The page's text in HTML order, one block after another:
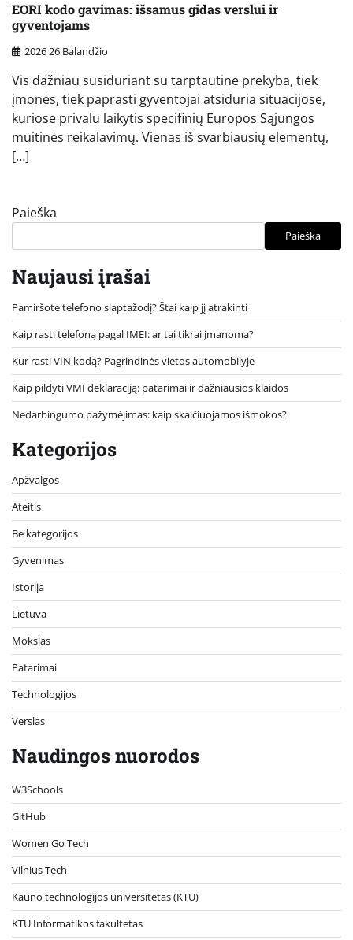
EORI kodo gavimas: išsamus gidas verslui ir
gyventojams
2026 26 Balandžio
Vis dažniau susiduriant su tarptautine prekyba, tiek
įmonės, tiek paprasti gyventojai atsiduria situacijose,
kuriose privalu laikytis specifinių Europos Sąjungos
muitinės reikalavimų. Vienas iš svarbiausių elementų,
[…]
Paieška
Paieška
Naujausi įrašai
Pamiršote telefono slaptažodį? Štai kaip jį atrakinti
Kaip rasti telefoną pagal IMEI: ar tai tikrai įmanoma?
Kur rasti VIN kodą? Pagrindinės vietos automobilyje
Kaip pildyti VMI deklaraciją: patarimai ir dažniausios klaidos
Nedarbingumo pažymėjimas: kaip skaičiuojamos išmokos?
Kategorijos
Apžvalgos
Ateitis
Be kategorijos
Gyvenimas
Istorija
Lietuva
Mokslas
Patarimai
Technologijos
Verslas
Naudingos nuorodos
W3Schools
GitHub
Women Go Tech
Vilnius Tech
Kauno technologijos universitetas (KTU)
KTU Informatikos fakultetas